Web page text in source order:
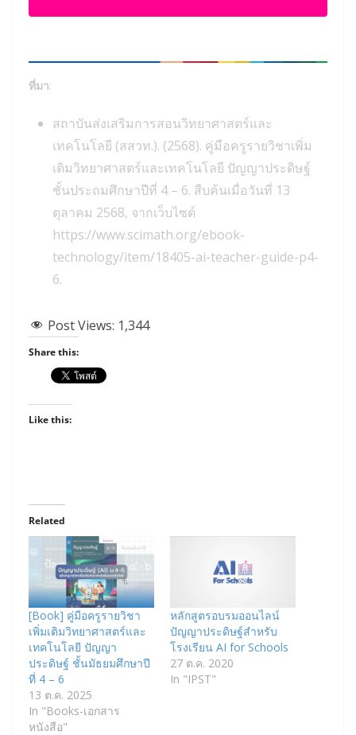
ที่มา:
สถาบันส่งเสริมการสอนวิทยาศาสตร์และ
เทคโนโลยี (สสวท.). (2568). คู่มือครูรายวิชาเพิ่ม
เติมวิทยาศาสตร์และเทคโนโลยี ปัญญาประดิษฐ์
ชั้นประถมศึกษาปีที่ 4 – 6. สืบค้นเมื่อวันที่ 13
ตุลาคม 2568, จากเว็บไซต์
https://www.scimath.org/ebook-
technology/item/18405-ai-teacher-guide-p4-
6.
Post Views: 1,344
Share this:
Like this:
Related
[Book] คู่มือครูรายวิชา
เพิ่มเติมวิทยาศาสตร์และ
เทคโนโลยี ปัญญา
ประดิษฐ์ ชั้นมัธยมศึกษาปี
ที่ 4 – 6
13 ต.ค. 2025
In "Books-เอกสาร
หนังสือ"
หลักสูตรอบรมออนไลน์
ปัญญาประดิษฐ์สำหรับ
โรงเรียน AI for Schools
27 ต.ค. 2020
In "IPST"